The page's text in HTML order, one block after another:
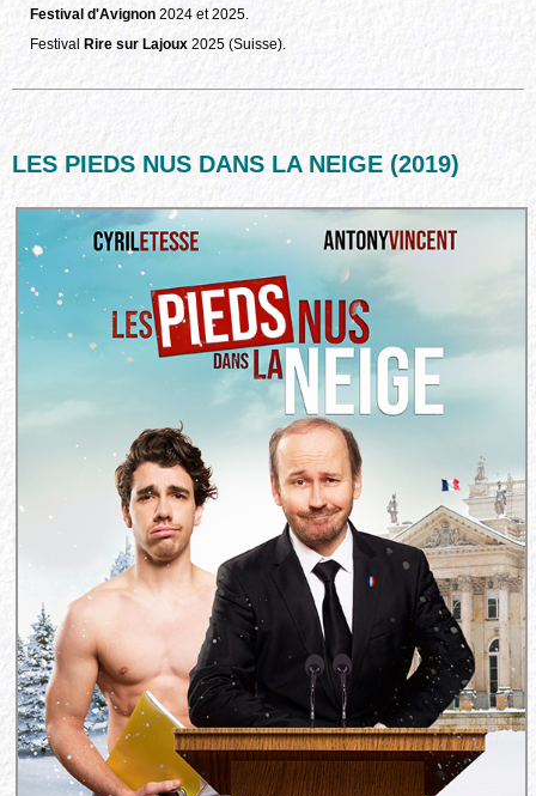
Festival d'Avignon 2024 et 2025.
Festival Rire sur Lajoux 2025 (Suisse).
LES PIEDS NUS DANS LA NEIGE (2019)